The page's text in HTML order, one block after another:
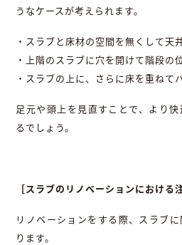
うなケースが考えられます。
・スラブと床材の空間を無くして天
・上階のスラブに穴を開けて階段の
・スラブの上に、さらに床を重ねて
足元や頭上を見直すことで、より
るでしょう。
［スラブのリノベーションにおける
リノベーションをする際、スラブ
ります。